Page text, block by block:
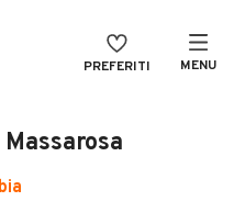
PREFERITI MENU